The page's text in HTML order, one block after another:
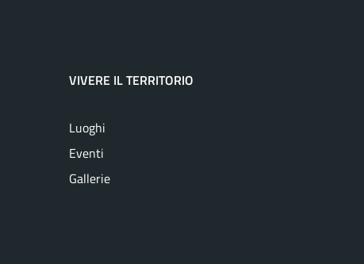
VIVERE IL TERRITORIO
Luoghi
Eventi
Gallerie